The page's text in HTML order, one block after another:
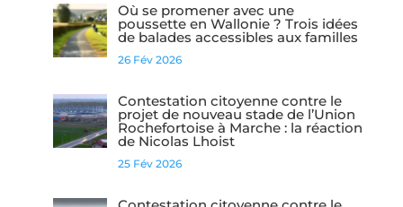
Où se promener avec une
poussette en Wallonie ? Trois idées
de balades accessibles aux familles
26 Fév 2026
Contestation citoyenne contre le
projet de nouveau stade de l’Union
Rochefortoise à Marche : la réaction
de Nicolas Lhoist
25 Fév 2026